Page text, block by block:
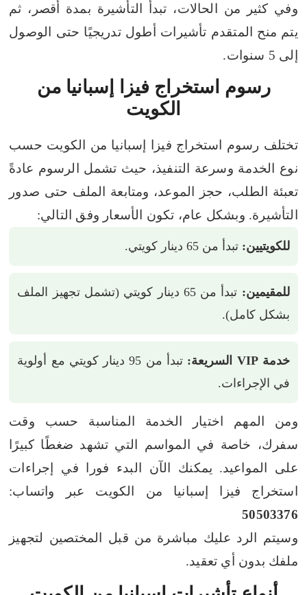
وفي كثير من الحالات، تبدأ التأشيرة بمدة أقصر، ثم
يتم منح المتقدم تأشيرات أطول تدريجيًا حتى الوصول
إلى 5 سنوات.
رسوم استخراج فيزا إسبانيا من
الكويت
تختلف رسوم استخراج فيزا إسبانيا من الكويت حسب
نوع الخدمة وسرعة التنفيذ، حيث تشمل الرسوم عادةً
تعبئة الطلب، حجز الموعد، ومتابعة الملف حتى صدور
التأشيرة. وبشكل عام، تكون الأسعار وفق التالي:
للكويتيين: تبدأ من 65 دينار كويتي.
للمقيمين:
تبدأ من 65 دينار كويتي (تشمل تجهيز الملف
بشكل كامل).
خدمة VIP السريعة:
تبدأ من 95 دينار كويتي مع أولوية
في الإجراءات.
ومن المهم اختيار الخدمة المناسبة حسب وقت
سفرك، خاصة في المواسم التي تشهد ضغطًا كبيرًا
على المواعيد. يمكنك الآن البدء فورا في إجراءات
استخراج فيزا إسبانيا من الكويت عبر واتساب:
50503376
وسيتم الرد عليك مباشرة من قبل المختصين لتجهيز
ملفك بدون أي تعقيد.